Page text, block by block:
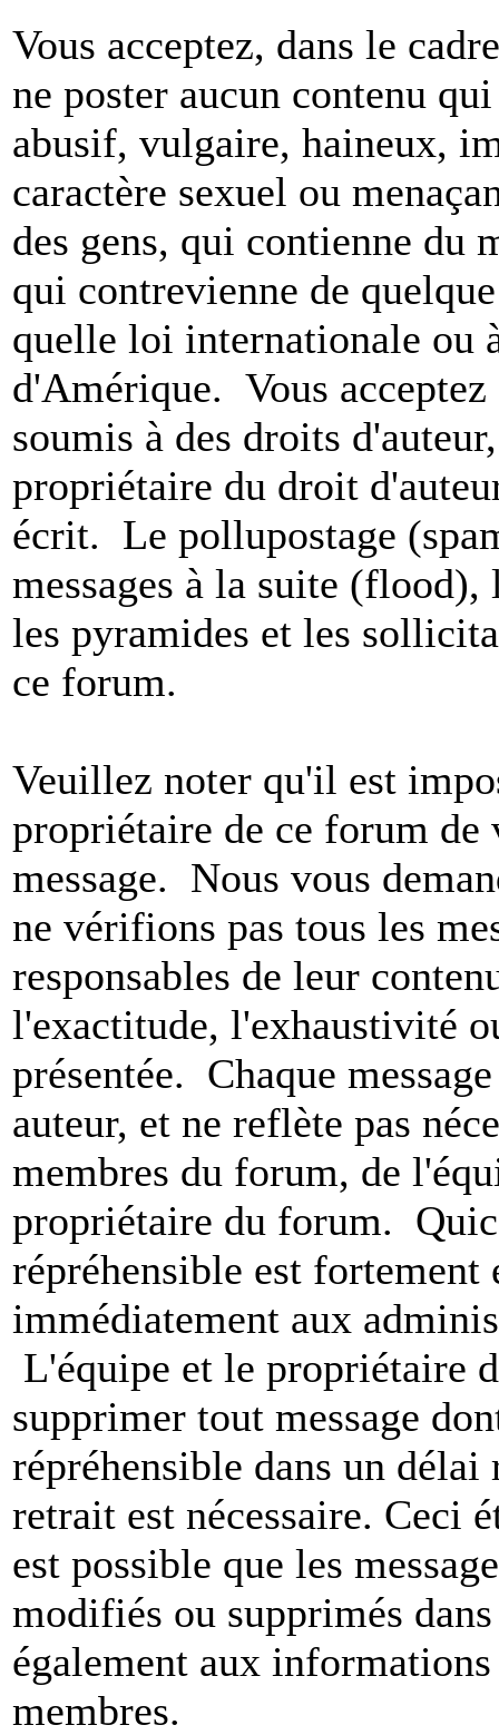
Vous acceptez, dans le
ne poster aucun contenu
abusif, vulgaire, haineux,
caractère sexuel ou
des gens, qui contienne du
qui contrevienne de
quelle loi internationale ou
d'Amérique. Vous
soumis à des droits
propriétaire du droit
écrit. Le pollupostage
messages à la suite
les pyramides et les
ce forum.
Veuillez noter qu'il est
propriétaire de ce forum
message. Nous vous
ne vérifions pas tous les
responsables de leur
l'exactitude, l'exhaustivité
présentée. Chaque
auteur, et ne reflète pas
membres du forum, de
propriétaire du forum.
répréhensible est
immédiatement aux
L'équipe et le propriétaire
supprimer tout message
répréhensible dans un
retrait est nécessaire. Ceci
est possible que les
modifiés ou supprimés
également aux
membres.